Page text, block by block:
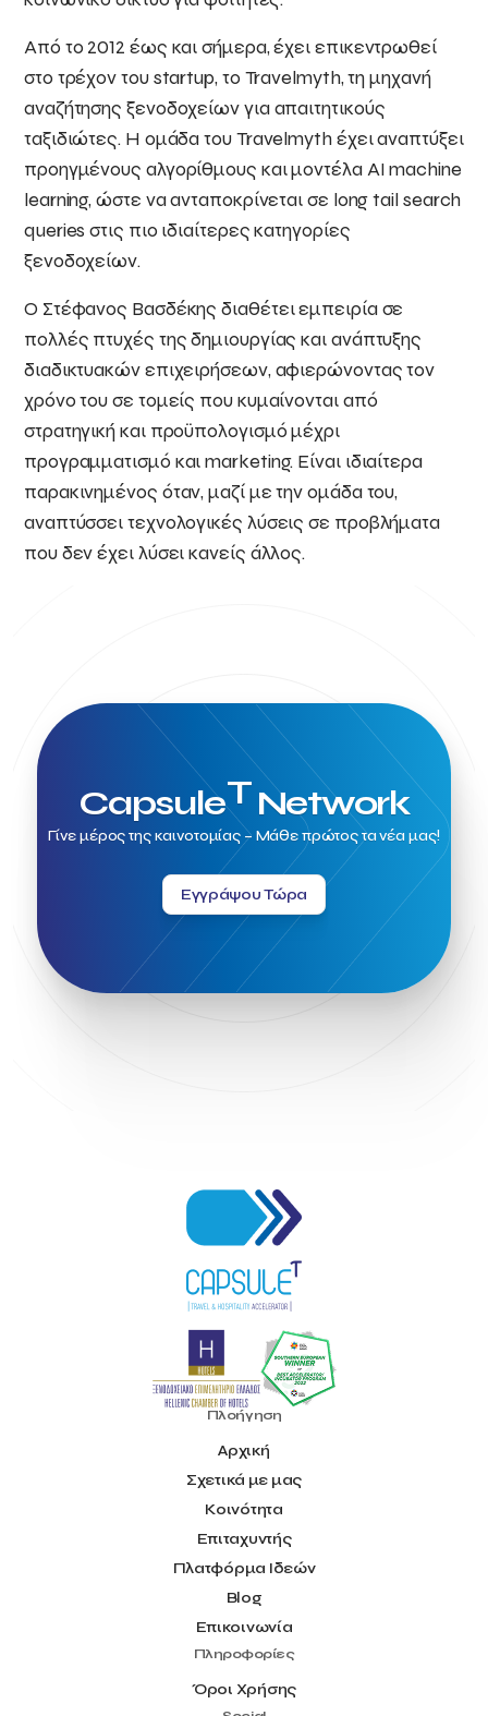
Από το 2012 έως και σήμερα, έχει επικεντρωθεί
στο τρέχον του startup, το Travelmyth, τη μηχανή
αναζήτησης ξενοδοχείων για απαιτητικούς
ταξιδιώτες. Η ομάδα του Travelmyth έχει αναπτύξει
προηγμένους αλγορίθμους και μοντέλα AI machine
learning, ώστε να ανταποκρίνεται σε long tail search
queries στις πιο ιδιαίτερες κατηγορίες
ξενοδοχείων.
Ο Στέφανος Βασδέκης διαθέτει εμπειρία σε
πολλές πτυχές της δημιουργίας και ανάπτυξης
διαδικτυακών επιχειρήσεων, αφιερώνοντας τον
χρόνο του σε τομείς που κυμαίνονται από
στρατηγική και προϋπολογισμό μέχρι
προγραμματισμό και marketing. Είναι ιδιαίτερα
παρακινημένος όταν, μαζί με την ομάδα του,
αναπτύσσει τεχνολογικές λύσεις σε προβλήματα
που δεν έχει λύσει κανείς άλλος.
CapsuleTNetwork
Γίνε μέρος της καινοτομίας – Μάθε πρώτος τα νέα μας!
Εγγράψου Τώρα
Πλοήγηση
Αρχική
Σχετικά με μας
Κοινότητα
Επιταχυντής
Πλατφόρμα Ιδεών
Blog
Επικοινωνία
Πληροφορίες
Όροι Χρήσης